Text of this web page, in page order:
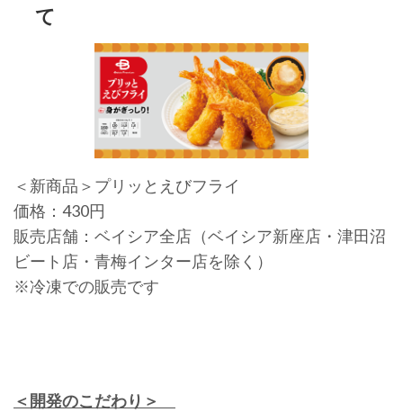
て
＜新商品＞プリッとえびフライ
価格：430円
販売店舗：ベイシア全店（ベイシア新座店・津田沼
ビート店・青梅インター店を除く）
※冷凍での販売です
＜開発のこだわり＞